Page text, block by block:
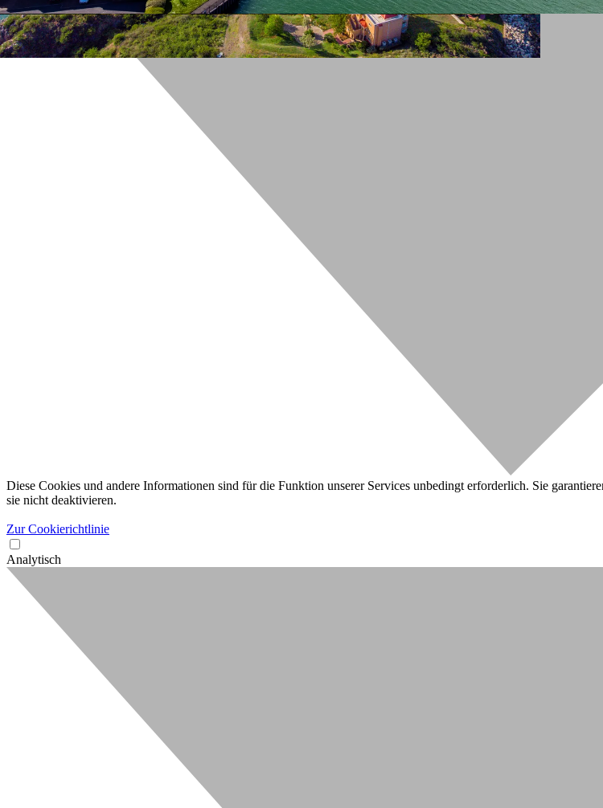
Diese Cookies und andere Informationen sind für die Funktion unserer Services unbedingt erforderlich. Sie
sie nicht deaktivieren.
Zur Cookierichtlinie
Analytisch